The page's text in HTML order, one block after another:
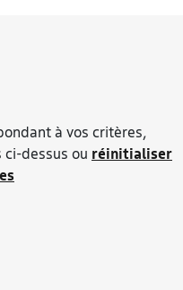
à vos critères,
dessus ou réinitialiser